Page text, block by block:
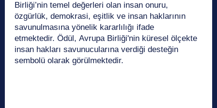
Birliği’nin temel değerleri olan insan onuru,
özgürlük, demokrasi, eşitlik ve insan haklarının
savunulmasına yönelik kararlılığı ifade
etmektedir. Ödül, Avrupa Birliği'nin küresel ölçekte
insan hakları savunucularına verdiği desteğin
sembolü olarak görülmektedir.